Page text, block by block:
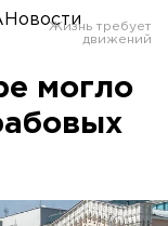
могло